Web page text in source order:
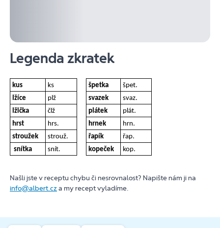
Legenda zkratek
kus ks špetka
špet.
lžíce
plž svazek
svaz.
lžička
člž plátek
plát.
hrst
hrs. hrnek
hrn.
stroužek
strouž. řapík
řap.
snítka
snít. kopeček kop.
Našli jste v receptu chybu či nesrovnalost? Napište nám ji na
info@albert.cza my recept vyladíme.